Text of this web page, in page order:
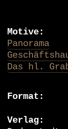
Motive
Panorama
Das hl.
Format
Verlag